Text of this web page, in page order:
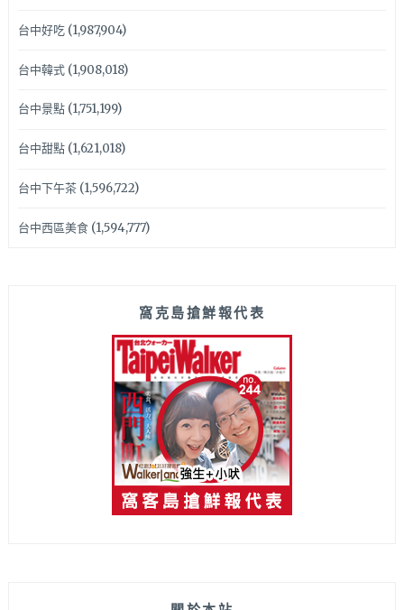
台中好吃(1,987,904)
台中韓式(1,908,018)
台中景點(1,751,199)
台中甜點(1,621,018)
台中下午茶(1,596,722)
台中西區美食(1,594,777)
窩克島搶鮮報代表